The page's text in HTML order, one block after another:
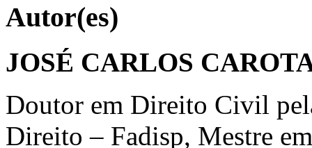
Autor(es)
JOSÉ CARLOS
Doutor em Direito Civil
Direito – Fadisp, Mestre